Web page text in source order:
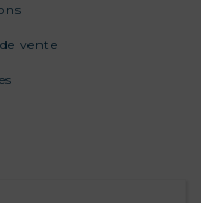
vente